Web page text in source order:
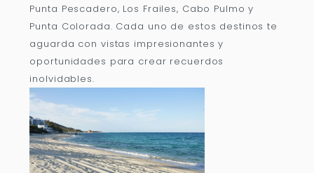
Punta Pescadero, Los Frailes, Cabo Pulmo y
Punta Colorada. Cada uno de estos destinos te
aguarda con vistas impresionantes y
oportunidades para crear recuerdos
inolvidables.